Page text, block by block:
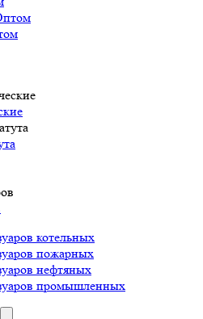
котельных
пожарных
нефтяных
промышленных